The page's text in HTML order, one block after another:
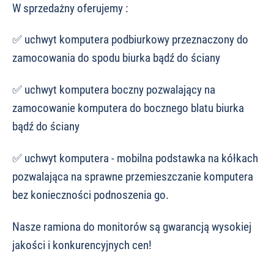
W sprzedażny oferujemy :
✅ uchwyt komputera podbiurkowy przeznaczony do
zamocowania do spodu biurka bądź do ściany
✅ uchwyt komputera boczny pozwalający na
zamocowanie komputera do bocznego blatu biurka
bądź do ściany
✅ uchwyt komputera - mobilna podstawka na kółkach
pozwalająca na sprawne przemieszczanie komputera
bez konieczności podnoszenia go.
Nasze ramiona do monitorów są gwarancją wysokiej
jakości i konkurencyjnych cen!